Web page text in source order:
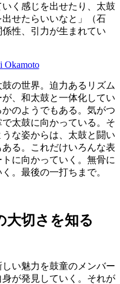
く感じを出せたり、太鼓
せたらいいなと」（石
性、引力が生まれてい
の世界。迫力あるリズム
、和太鼓と一体化してい
のようでもある。気がつ
太鼓に向かっている。そ
な姿からは、太鼓と闘い
る。これだけいろんな表
に向かっていく。無骨に
。最後の一打ちまで。
大切さを知る
い魅力を鼓童のメンバー
が発見していく。それが